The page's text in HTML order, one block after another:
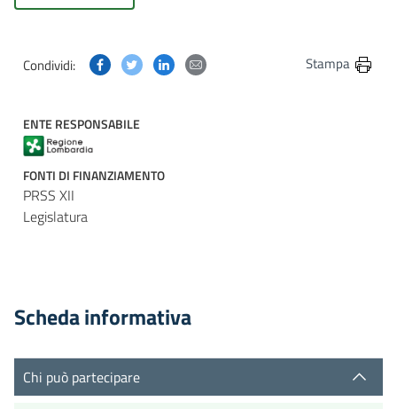
Condividi: Condividi questa pagina su Facebook
Condividi questa pagina su Twitter
Condividi questa pagina su Linkedin
Condividi questa pagina via
Stampa
ENTE RESPONSABILE
FONTI DI FINANZIAMENTO
PRSS XII
Legislatura
Scheda informativa
Chi può partecipare